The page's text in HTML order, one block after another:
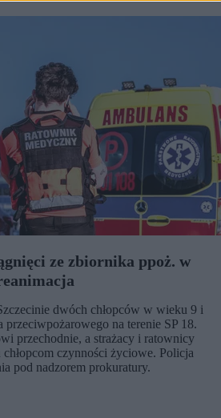
ze zbiornika ppoż. w
dwóch chłopców w wieku 9 i
przeciwpożarowego na terenie SP 18.
przechodnie, a strażacy i ratownicy
czynności życiowe. Policja
pod nadzorem prokuratury.